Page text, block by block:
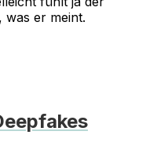
was er meint.